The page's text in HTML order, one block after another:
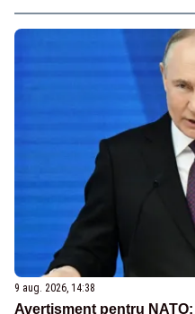
9 aug. 2026, 14:38
Avertisment pentru